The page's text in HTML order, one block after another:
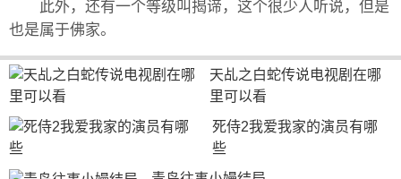
此外，还有一个等级叫揭谛，这个很少人听说，但是
也是属于佛家。
天乩之白蛇传说电视剧在哪
里可以看
死侍2我爱我家的演员有哪
些